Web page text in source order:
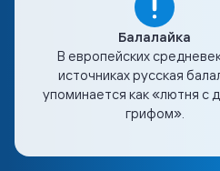
Балалайка
В европейских
источниках русская
упоминается как «лютня с
грифом».